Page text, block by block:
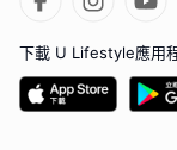
下載 U Lifestyle應用